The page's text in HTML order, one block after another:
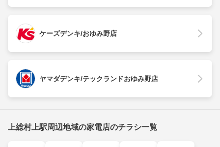
ケーズデンキ/おゆみ野店
ヤマダデンキ/テックランドおゆみ野店
上総村上駅周辺地域の家電店のチラシ一覧